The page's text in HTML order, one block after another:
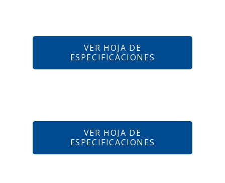
VER HOJA DE
ESPECIFICACIONES
VER HOJA DE
ESPECIFICACIONES